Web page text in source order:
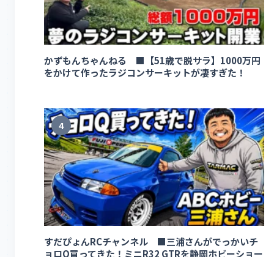
かずもんちゃんねる ■【51歳で脱サラ】1000万円
をかけて作ったラジコンサーキットが凄すぎた！
4
すだぴょんRCチャンネル ■三浦さんがでっかいチ
ョロQ買ってきた！ミニR32 GTRを静岡ホビーショー